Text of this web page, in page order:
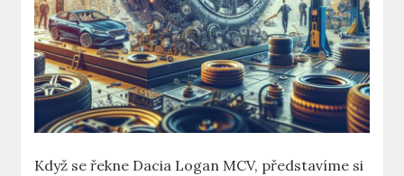
Když se řekne Dacia Logan MCV, představíme si